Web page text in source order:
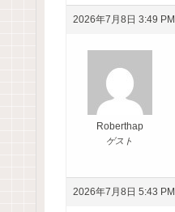
2026年7月8日 3:49 PM
Roberthap
ゲスト
2026年7月8日 5:43 PM